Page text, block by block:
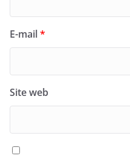
E-mail*
Site web